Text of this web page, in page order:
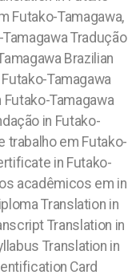
Futako-Tamagawa,
Tradução
Brazilian
Tamagawa
Tamagawa
in Futako-
trabalho em Futako-
in Futako-
acadêmicos em in
Translation in
Translation in
Translation in
Card